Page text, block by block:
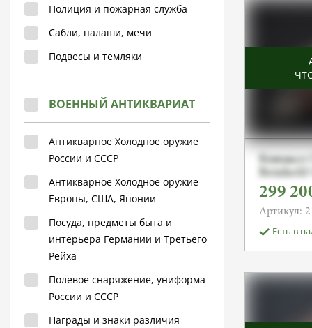
Полиция и пожарная служба
Сабли, палаши, мечи
Подвесы и темляки
ВОЕННЫЙ АНТИКВАРИАТ
Антикварное Холодное оружие
России и СССР
Антикварное Холодное оружие
Европы, США, Японии
Посуда, предметы быта и
интерьера Германии и Третьего
Рейха
Полевое снаряжение, униформа
России и СССР
Награды и знаки различия
Кинжал
Reinhold
299
Артикул:
Есть в